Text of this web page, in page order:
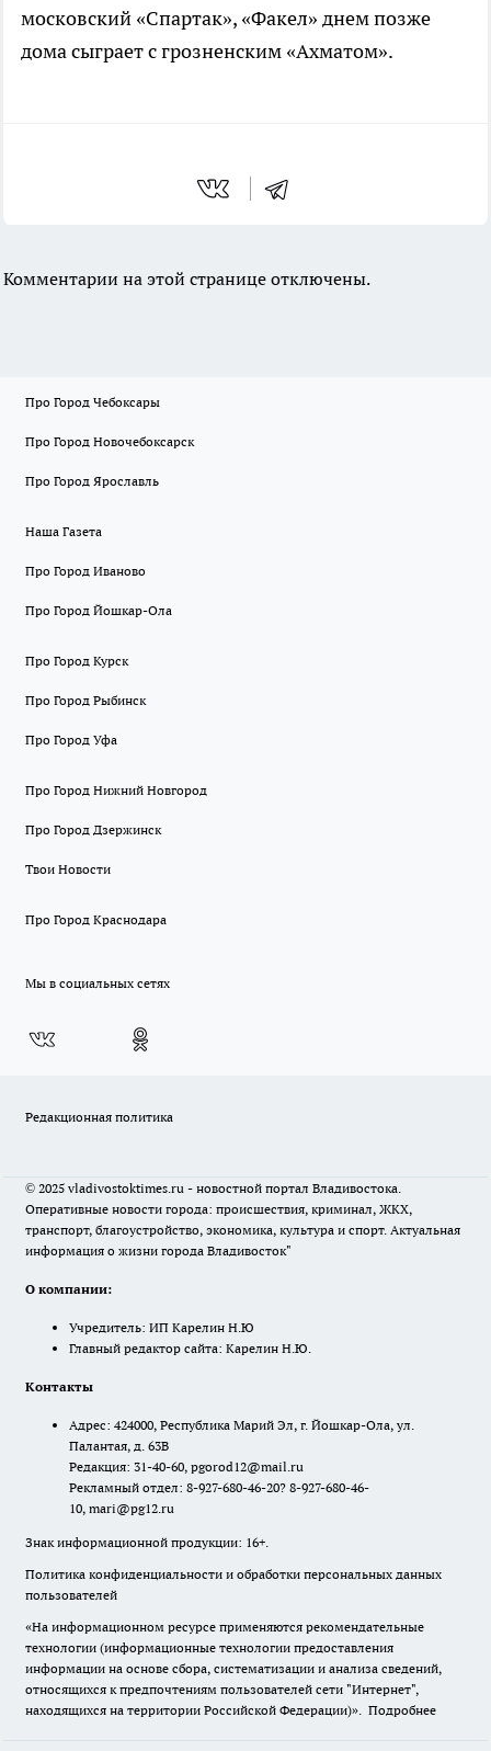
московский «Спартак», «Факел» днем позже
дома сыграет с грозненским «Ахматом».
Комментарии на этой странице отключены.
Про Город Чебоксары
Про Город Новочебоксарск
Про Город Ярославль
Наша Газета
Про Город Иваново
Про Город Йошкар-Ола
Про Город Курск
Про Город Рыбинск
Про Город Уфа
Про Город Нижний Новгород
Про Город Дзержинск
Твои Новости
Про Город Краснодара
Мы в социальных сетях
Редакционная политика
© 2025 vladivostoktimes.ru - новостной портал Владивостока.
Оперативные новости города: происшествия, криминал, ЖКХ,
транспорт, благоустройство, экономика, культура и спорт. Актуальная
информация о жизни города Владивосток"
О компании:
Учредитель: ИП Карелин Н.Ю
Главный редактор сайта: Карелин Н.Ю.
Контакты
Адрес: 424000, Республика Марий Эл, г. Йошкар-Ола, ул.
Палантая, д. 63В
Редакция: 31-40-60, pgorod12@mail.ru
Рекламный отдел: 8-927-680-46-20? 8-927-680-46-
10, mari@pg12.ru
Знак информационной продукции: 16+.
Политика конфиденциальности и обработки персональных данных
пользователей
«На информационном ресурсе применяются рекомендательные
технологии (информационные технологии предоставления
информации на основе сбора, систематизации и анализа сведений,
относящихся к предпочтениям пользователей сети "Интернет",
находящихся на территории Российской Федерации)». Подробнее